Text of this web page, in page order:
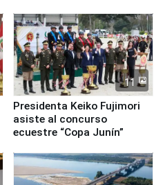
11
Presidenta Keiko Fujimori
asiste al concurso
ecuestre “Copa Junín”